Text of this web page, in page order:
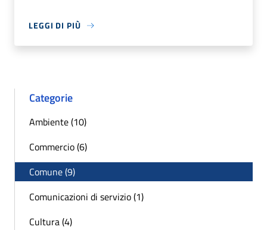
LEGGI DI PIÙ
Categorie
Ambiente (10)
Commercio (6)
Comune (9)
Comunicazioni di servizio (1)
Cultura (4)